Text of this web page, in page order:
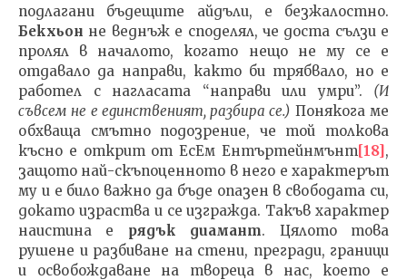
подлагани бъдещите айдъли, е безжалостно.
Бекхьон не веднъж е споделял, че доста сълзи е
пролял в началото, когато нещо не му се е
отдавало да направи, както би трябвало, но е
работел с нагласата “направи или умри”. (И
съвсем не е единственият, разбира се.) Понякога ме
обхваща смътно подозрение, че той толкова
късно е открит от ЕсЕм Ентъртейнмънт[18],
защото най-скъпоценното в него е характерът
му и е било важно да бъде опазен в свободата си,
докато израства и се изгражда. Такъв характер
наистина е рядък диамант. Цялото това
рушене и разбиване на стени, прегради, граници
и освобождаване на твореца в нас, което е